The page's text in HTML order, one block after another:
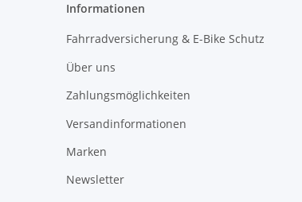
Informationen
Fahrradversicherung & E-Bike Schutz
Über uns
Zahlungsmöglichkeiten
Versandinformationen
Marken
Newsletter